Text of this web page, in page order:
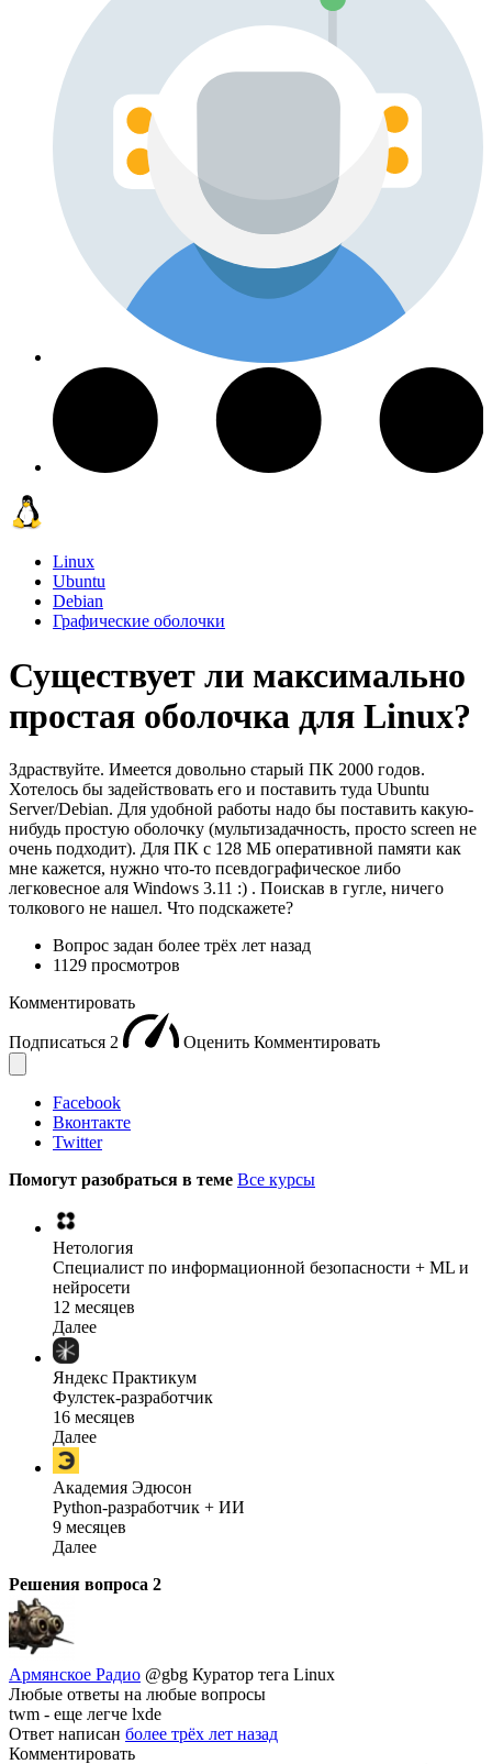
Linux
Ubuntu
Debian
Графические оболочки
Существует ли максимально
простая оболочка для Linux?
Здраствуйте. Имеется довольно старый ПК 2000 годов.
Хотелось бы задействовать его и поставить туда Ubuntu
Server/Debian. Для удобной работы надо бы поставить какую-
нибудь простую оболочку (мультизадачность, просто screen не
очень подходит). Для ПК с 128 МБ оперативной памяти как
мне кажется, нужно что-то псевдографическое либо
легковесное аля Windows 3.11 :) . Поискав в гугле, ничего
толкового не нашел. Что подскажете?
Вопрос задан более трёх лет назад
1129 просмотров
Комментировать
Подписаться 2 Оценить Комментировать
Facebook
Вконтакте
Twitter
Помогут разобраться в теме Все курсы
Нетология
Специалист по информационной безопасности + ML и
нейросети
12 месяцев
Далее
Яндекс Практикум
Фулстек-разработчик
16 месяцев
Далее
Академия Эдюсон
Python-разработчик + ИИ
9 месяцев
Далее
Решения вопроса 2
Армянское Радио @gbg Куратор тега Linux
Любые ответы на любые вопросы
twm - еще легче lxde
Ответ написан более трёх лет назад
Комментировать